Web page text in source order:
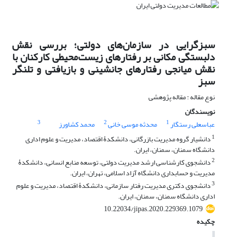
سبزگرایی در سازمان‌های دولتی؛ بررسی نقش
دلبستگی مکانی بر رفتارهای زیست‌محیطی کارکنان با
نقش میانجی رفتارهای جانشینی و بازیافتی و تلنگر
سبز
نوع مقاله : مقاله پژوهشی
نویسندگان
عباسعلی رستگار1 محدثه موسی خانی2 محمد کشاورز
3
1 دانشیار گروه مدیریت بازرگانی، دانشکدۀ اقتصاد، مدیریت و علوم اداری
دانشگاه سمنان، سمنان، ایران.
2دانشجوی کارشناسی ارشد مدیریت دولتی، توسعه منابع انسانی، دانشکدۀ
مدیریت و حسابداری دانشگاه آزاد اسلامی، تهران، ایران.
3دانشجوی دکتری مدیریت رفتار سازمانی، دانشکدۀ اقتصاد، مدیریت و علوم
اداری دانشگاه سمنان، سمنان، ایران.
10.22034/jipas.2020.229369.1079
چکیده